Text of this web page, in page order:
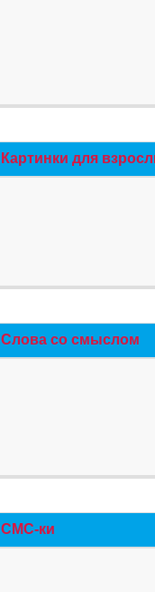
Картинки для
Слова со смыслом
СМС-ки